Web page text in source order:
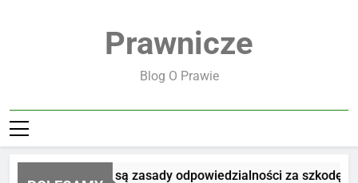
Prawnicze
Blog O Prawie
Jakie są zasady odpowiedzialności za szkodę